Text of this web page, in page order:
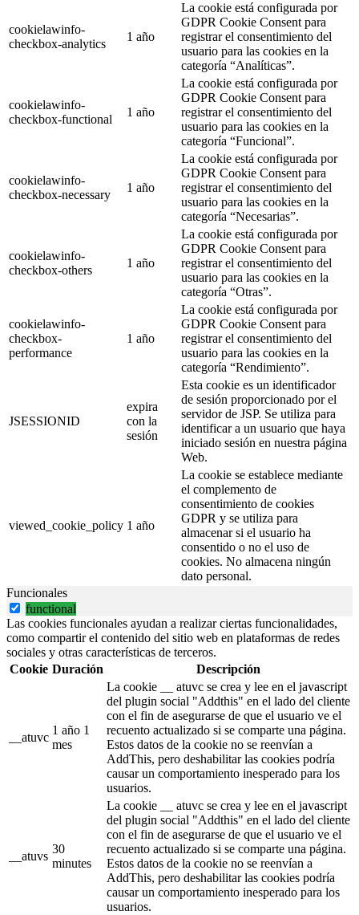
cookielawinfo-
checkbox-analytics
1 año
La cookie está configurada por
GDPR Cookie Consent para
registrar el consentimiento del
usuario para las cookies en la
categoría “Analíticas”.
cookielawinfo-
checkbox-functional
1 año
La cookie está configurada por
GDPR Cookie Consent para
registrar el consentimiento del
usuario para las cookies en la
categoría “Funcional”.
cookielawinfo-
checkbox-necessary
1 año
La cookie está configurada por
GDPR Cookie Consent para
registrar el consentimiento del
usuario para las cookies en la
categoría “Necesarias”.
cookielawinfo-
checkbox-others
1 año
La cookie está configurada por
GDPR Cookie Consent para
registrar el consentimiento del
usuario para las cookies en la
categoría “Otras”.
cookielawinfo-
checkbox-
performance
1 año
La cookie está configurada por
GDPR Cookie Consent para
registrar el consentimiento del
usuario para las cookies en la
categoría “Rendimiento”.
JSESSIONID
expira
con la
sesión
Esta cookie es un identificador
de sesión proporcionado por el
servidor de JSP. Se utiliza para
identificar a un usuario que haya
iniciado sesión en nuestra página
Web.
viewed_cookie_policy 1 año
La cookie se establece mediante
el complemento de
consentimiento de cookies
GDPR y se utiliza para
almacenar si el usuario ha
consentido o no el uso de
cookies. No almacena ningún
dato personal.
Funcionales
functional
Las cookies funcionales ayudan a realizar ciertas funcionalidades,
como compartir el contenido del sitio web en plataformas de redes
sociales y otras características de terceros.
Cookie Duración Descripción
__atuvc
1 año 1
mes
La cookie __ atuvc se crea y lee en el javascript
del plugin social "Addthis" en el lado del cliente
con el fin de asegurarse de que el usuario ve el
recuento actualizado si se comparte una página.
Estos datos de la cookie no se reenvían a
AddThis, pero deshabilitar las cookies podría
causar un comportamiento inesperado para los
usuarios.
__atuvs
30
minutes
La cookie __ atuvc se crea y lee en el javascript
del plugin social "Addthis" en el lado del cliente
con el fin de asegurarse de que el usuario ve el
recuento actualizado si se comparte una página.
Estos datos de la cookie no se reenvían a
AddThis, pero deshabilitar las cookies podría
causar un comportamiento inesperado para los
usuarios.